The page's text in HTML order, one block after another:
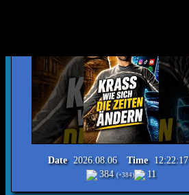
Date 2026.08.06 Time 12:22:17
384(+384) 11